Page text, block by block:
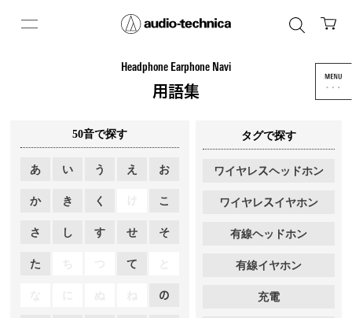
Headphone Earphone Navi
用語集
50音で探す
あ い う え お
か き く こ
さ し す せ そ
た て
の
タグで探す
ワイヤレスヘッドホン
ワイヤレスイヤホン
有線ヘッドホン
有線イヤホン
充電